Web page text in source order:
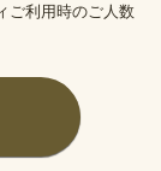
ご利用時のご人数